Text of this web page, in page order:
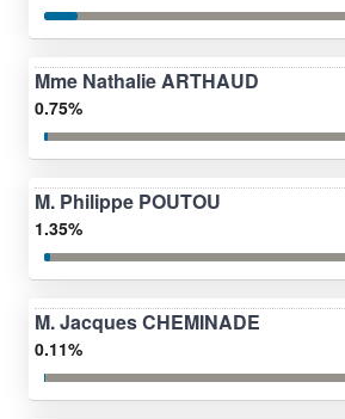
Mme Nathalie ARTHAUD
0.75%
M. Philippe POUTOU
1.35%
M. Jacques CHEMINADE
0.11%